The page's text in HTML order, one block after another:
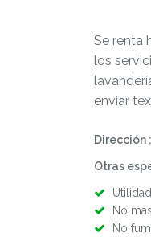
Se renta
los
enviar
Dirección :
Otras
No
No